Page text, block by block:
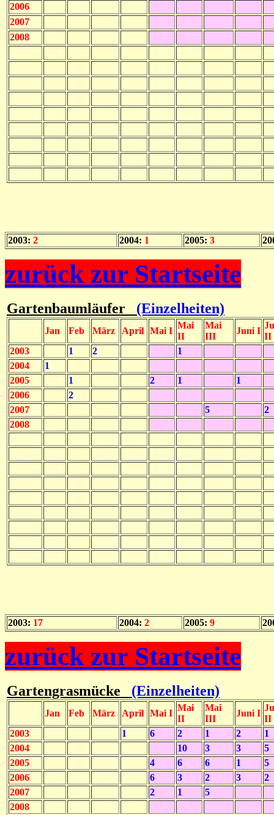
2006
2007
2008
2003: 2 2004: 1 2005: 3
zurück zur Startseite
Gartenbaumläufer (Einzelheiten)
Jan Feb März April Mai I
Mai
II
Mai
III
Juni I
II
2003
1 2
1
2004
1
2005
1 2 1
1
2006
2
2007
5
2
2008
2003: 17 2004: 2 2005: 9
zurück zur Startseite
Gartengrasmücke (Einzelheiten)
Jan Feb März April Mai I
Mai
II
Mai
III
Juni I
II
2003
1 6 2 1 2
1
2004
10 3 3
5
2005
4 6 6 1
5
2006
6 3 2 3
2
2007
2 1
5
2008